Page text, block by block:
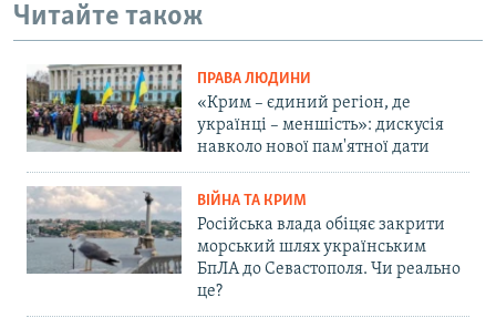
Читайте також
ПРАВА ЛЮДИНИ
«Крим – єдиний регіон, де
українці – меншість»: дискусія
навколо нової пам'ятної дати
ВІЙНА ТА КРИМ
Російська влада обіцяє закрити
морський шлях українським
БпЛА до Севастополя. Чи реально
це?